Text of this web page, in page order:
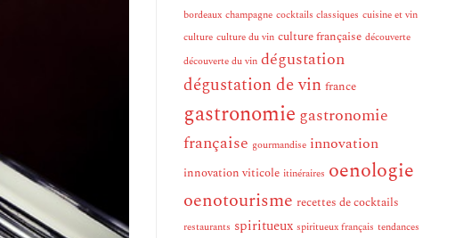
bordeaux champagne cocktails classiques cuisine et vin
culture culture du vin culture française découverte
découverte du vin dégustation
dégustation de vin france
gastronomie gastronomie
française gourmandise innovation
innovation viticole itinéraires oenologie
oenotourisme recettes de cocktails
restaurants spiritueux spiritueux français tendances